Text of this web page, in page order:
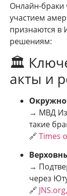
Онлайн-браки
участием
признаются в
решениям:
🏛
акты и
→ МВД
такие
🔗 Times
→
через
🔗